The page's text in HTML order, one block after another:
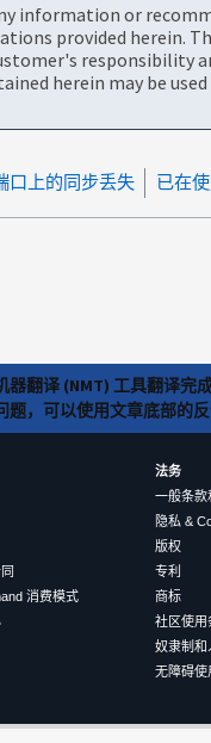
information or
provided herein.
responsibility
herein may be
口上的同步丢失
翻译 (NMT) 工具翻译
，可以使用文章底部的反
消费模式
法务
一般条款
隐私 &
版权
专利
商标
社区使用
奴隶制和
无障碍使